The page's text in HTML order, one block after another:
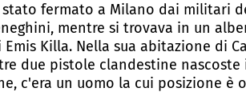
fermato a Milano dai militari
mentre si trovava in un
Killa. Nella sua abitazione di
due pistole clandestine
c'era un uomo la cui posizione è